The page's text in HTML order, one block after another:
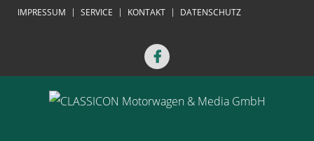
IMPRESSUM SERVICE KONTAKT DATENSCHUTZ